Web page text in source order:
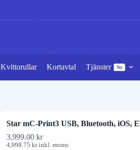
Kvittorullar Kortavtal Tjänster Ny
Star mC-Print3 USB, Bluetooth, iOS,
3,999.00 kr
4,998.75 krinkl. moms